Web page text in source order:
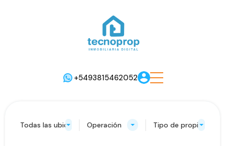
+5493815462052
Todas las ubicacionesOperación Tipo de propiedad